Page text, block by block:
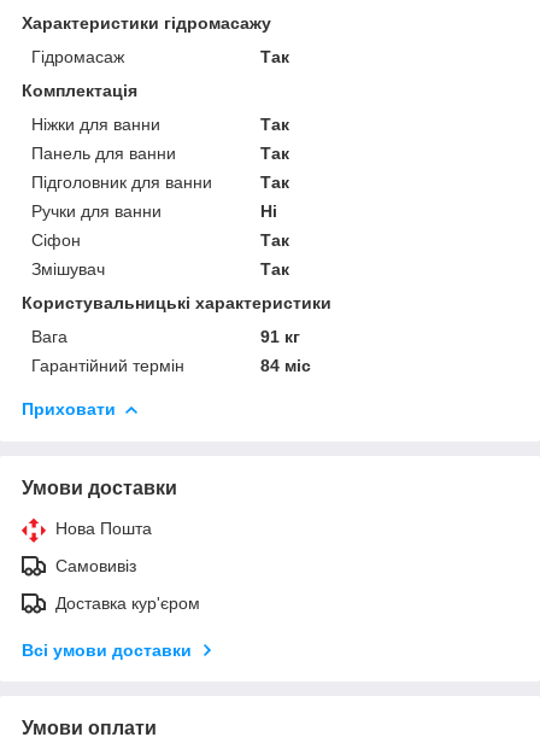
Характеристики гідромасажу
Гідромасаж
Так
Комплектація
Ніжки для ванни
Так
Панель для ванни
Так
Підголовник для ванни
Так
Ручки для ванни
Ні
Сіфон
Так
Змішувач
Так
Користувальницькі характеристики
Вага
91 кг
Гарантійний термін
84 міс
Приховати
Умови доставки
Нова Пошта
Самовивіз
Доставка кур'єром
Всі умови доставки
Умови оплати